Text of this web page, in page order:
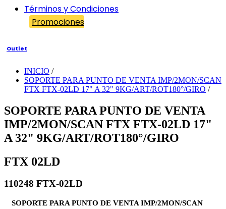
Términos y Condiciones
Promociones
Outlet
INICIO /
SOPORTE PARA PUNTO DE VENTA IMP/2MON/SCAN
FTX FTX-02LD 17" A 32" 9KG/ART/ROT180°/GIRO /
SOPORTE PARA PUNTO DE VENTA
IMP/2MON/SCAN FTX FTX-02LD 17"
A 32" 9KG/ART/ROT180°/GIRO
FTX 02LD
110248 FTX-02LD
SOPORTE PARA PUNTO DE VENTA IMP/2MON/SCAN